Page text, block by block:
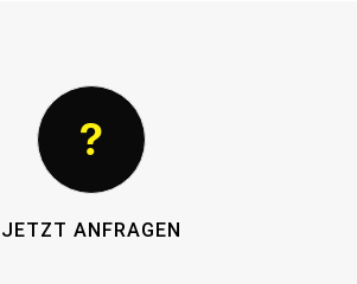
JETZT ANFRAGEN